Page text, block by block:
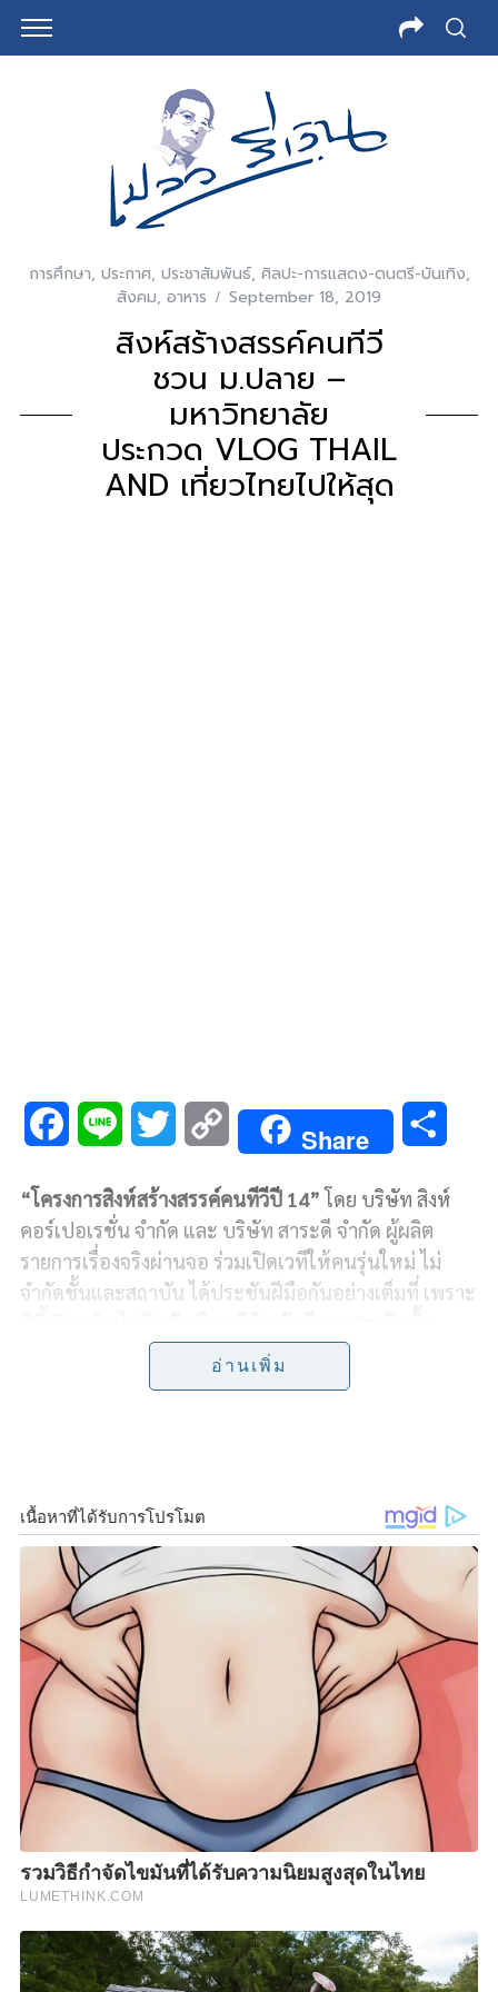
การศึกษา, ประกาศ, ประชาสัมพันธ์, ศิลปะ-การแสดง-ดนตรี-บันเทิง,
สังคม, อาหาร September 18, 2019
สิงห์สร้างสรรค์คนทีวี
ชวน ม.ปลาย –
มหาวิทยาลัย
ประกวด VLOG THAIL
AND เที่ยวไทยไปให้สุด
c
e
b
n
e
i
t
t
e
r
p
y
L
i
n
Share
a
e
“โครงการสิงห์สร้างสรรค์คนทีวีปี 14” โดย บริษัท สิงห์
คอร์เปอเรชั่น จำกัด และ บริษัท สาระดี จำกัด ผู้ผลิต
รายการเรื่องจริงผ่านจอ ร่วมเปิดเวทีให้คนรุ่นใหม่ ไม่
จำกัดชั้นและสถาบัน ได้ประชันฝีมือกันอย่างเต็มที่ เพราะ
มัธยมปลาย /ปวช. /ปวส./ มหาวิทยาลัยระดับปริญญา
ร่วมประกวดคลิปVLOGสุดสนุก สุดท้าทาย ความยาว
จะสุดในเรื่องใดมุมไหน ไม่จำกัดรูปแบบและสถาน
ที่ กรอกรายละเอียดใบสมัครร่วมโครงการ
http://joo.gl teBzภายในวันที่ 25 กันยายน 2562
และกำหนดส่งผลงานรอบที่หนึ่งภายในวันที่ 30
กันยายน2562
ติดตามรายละเอียดที่ เฟซบุ๊กเรื่องจริงผ่านจอ และเฟซบุ๊ก
โครงการสิงห์สร้างสรรค์คนทีวี สอบถามข้อมูลเพิ่มเติม
โทร.09-6295-5962
a
c
L
i
n
e
T
w
t
o
y
Share
h
อ่านเพิ่ม